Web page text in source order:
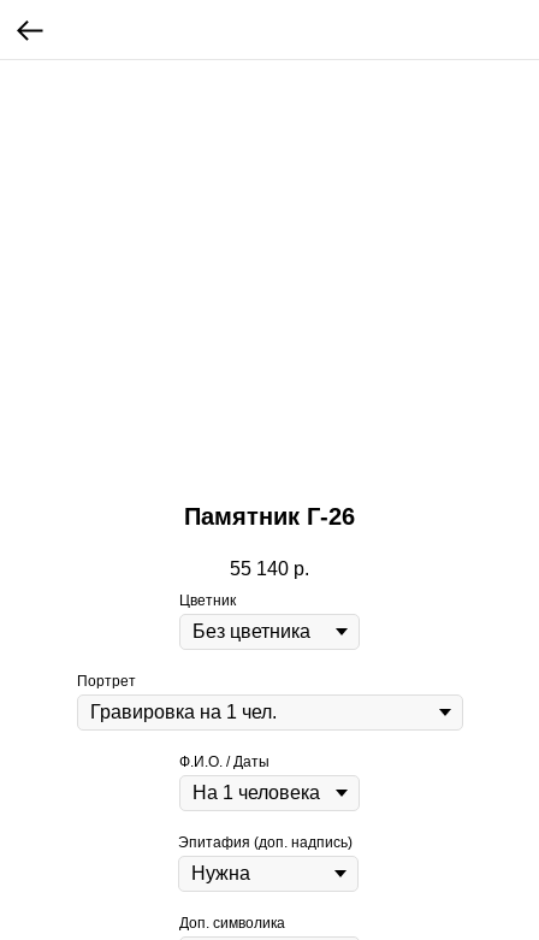
Памятник Г-26
55 140 р.
Цветник
Портрет
Ф.И.О. / Даты
Эпитафия (доп. надпись)
Доп. символика